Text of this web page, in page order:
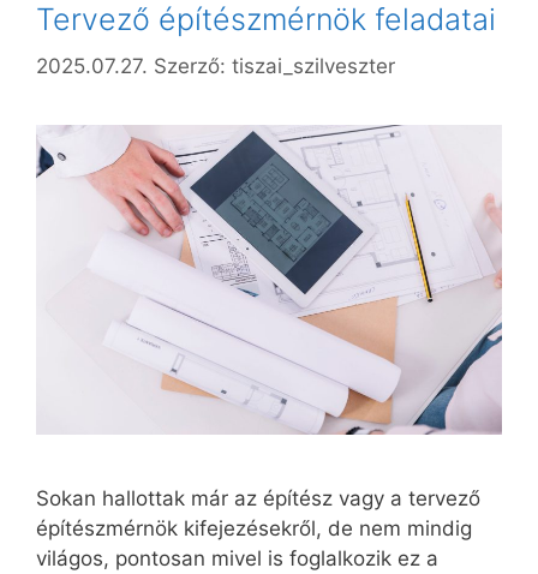
Tervező építészmérnök feladatai
2025.07.27. Szerző: tiszai_szilveszter
Sokan hallottak már az építész vagy a tervező
építészmérnök kifejezésekről, de nem mindig
világos, pontosan mivel is foglalkozik ez a